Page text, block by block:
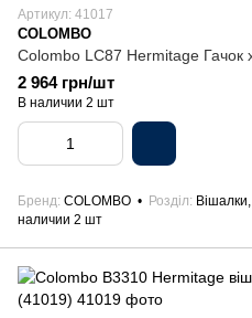
Артикул: 41017
COLOMBO
Colombo LC87 Hermitage Гачок
2 964 грн/шт
В наличии 2 шт
Бренд COLOMBO Розділ
наличии 2 шт